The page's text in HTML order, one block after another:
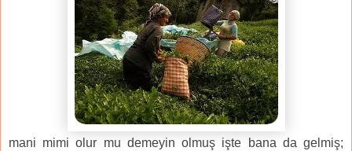
mani mimi olur mu demeyin olmuş işte bana da gelmiş;